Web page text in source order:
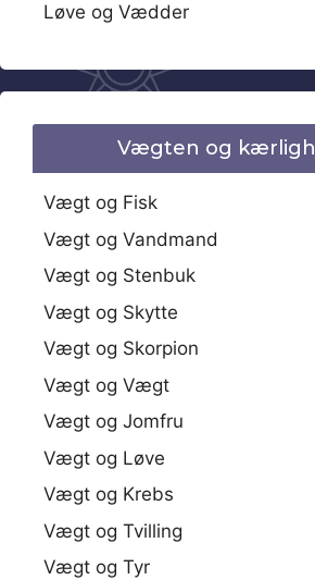
Løve og Vædder
Vægten og
Vægt og Fisk
Vægt og Vandmand
Vægt og Stenbuk
Vægt og Skytte
Vægt og Skorpion
Vægt og Vægt
Vægt og Jomfru
Vægt og Løve
Vægt og Krebs
Vægt og Tvilling
Vægt og Tyr